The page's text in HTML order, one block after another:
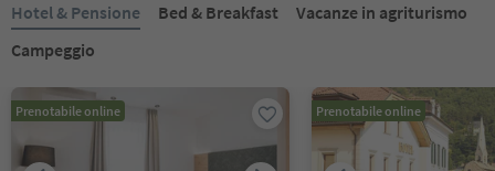
Hotel & Pensione Bed & Breakfast
Vacanze in agriturismo
Campeggio
Prenotabile online Prenotabile online